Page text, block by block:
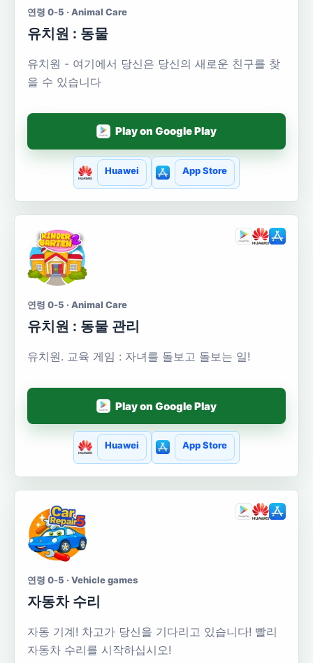
연령 0-5 · Animal Care
유치원 : 동물
유치원 - 여기에서 당신은 당신의 새로운 친구를 찾
을 수 있습니다
Play on Google Play
Huawei App Store
연령 0-5 · Animal Care
유치원 : 동물 관리
유치원. 교육 게임 : 자녀를 돌보고 돌보는 일!
Play on Google Play
Huawei App Store
연령 0-5 · Vehicle games
자동차 수리
자동 기계! 차고가 당신을 기다리고 있습니다! 빨리
자동차 수리를 시작하십시오!